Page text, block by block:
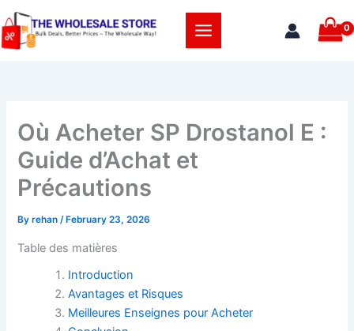
Skip
to
content
Où Acheter SP Drostanol E :
Guide d’Achat et
Précautions
Byrehan/ February 23, 2026
Table des matières
Introduction
Avantages et Risques
Meilleures Enseignes pour Acheter